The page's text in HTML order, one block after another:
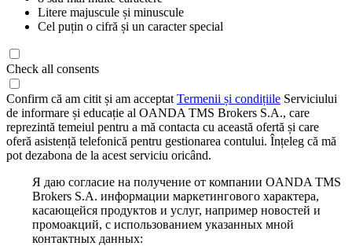
Litere majuscule și minuscule
Cel puțin o cifră și un caracter special
Check all consents
Confirm că am citit și am acceptat Termenii și condițiile Serviciului
de informare și educație al OANDA TMS Brokers S.A., care
reprezintă temeiul pentru a mă contacta cu această ofertă și care
oferă asistență telefonică pentru gestionarea contului. Înțeleg că mă
pot dezabona de la acest serviciu oricând.
Я даю согласие на получение от компании OANDA TMS
Brokers S.A. информации маркетингового характера,
касающейся продуктов и услуг, например новостей и
промоакций, с использованием указанных мной
контактных данных: